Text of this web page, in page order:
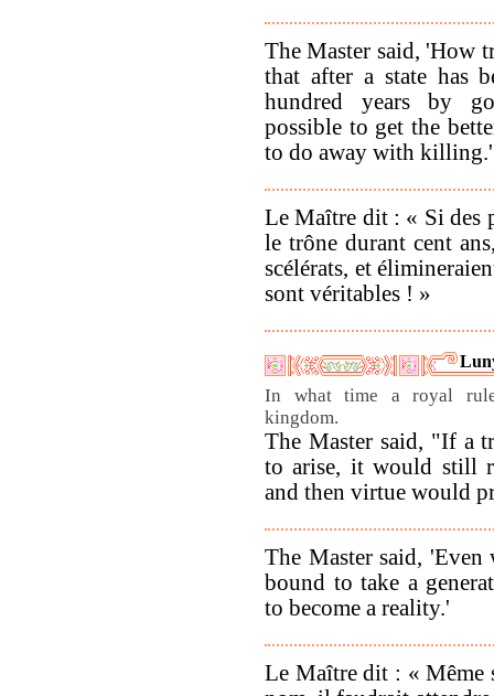
The Master said, 'How
that after a state has
hundred years by
possible to get the
to do away with killing.'
Le Maître dit : « Si des
le trône durant cent
scélérats, et
sont véritables ! »
In what time a royal
kingdom.
The Master said, "If a
to arise, it would still
and then virtue would
The Master said,
bound to take a
to become a reality.'
Le Maître dit : « Même